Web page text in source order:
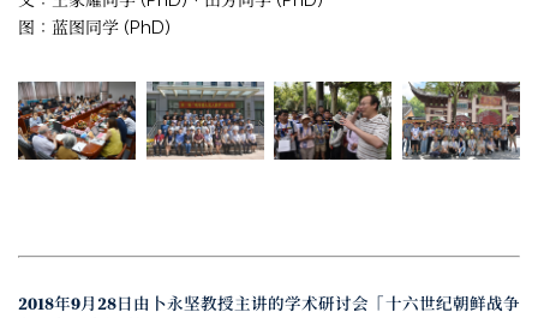
图：蓝图同学 (PhD)
2018年9月28日由卜永坚教授主讲的学术研讨会「十六世纪朝鲜战争